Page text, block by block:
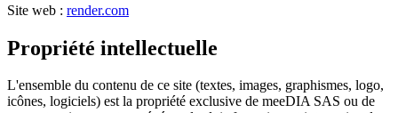
Site web : render.com
Propriété intellectuelle
L'ensemble du contenu de ce site (textes, images, graphismes, logo,
icônes, logiciels) est la propriété exclusive de meeDIA SAS ou de